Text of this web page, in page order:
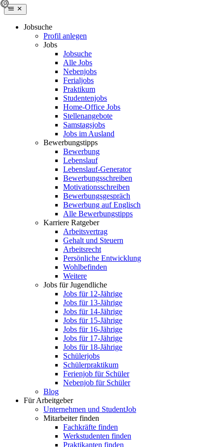
Jobsuche
Profil anlegen
Jobs
Jobsuche
Alle Jobs
Nebenjobs
Ferialjobs
Praktikum
Studentenjobs
Home-Office Jobs
Stellenangebote
Samstagsjobs
Jobs im Ausland
Bewerbungstipps
Bewerbung
Lebenslauf
Lebenslauf-Generator
Bewerbungsschreiben
Motivationsschreiben
Bewerbungsgespräch
Bewerbung auf Englisch
Alle Bewerbungstipps
Karriere Ratgeber
Arbeitsvertrag
Gehalt und Steuern
Arbeitsrecht
Persönliche Entwicklung
Wohlbefinden
Weitere
Jobs für Jugendliche
Jobs für 12-Jährige
Jobs für 13-Jährige
Jobs für 14-Jährige
Jobs für 15-Jährige
Jobs für 16-Jährige
Jobs für 17-Jährige
Jobs für 18-Jährige
Schülerjobs
Schülerpraktikum
Ferienjob für Schüler
Nebenjob für Schüler
Blog
Für Arbeitgeber
Unternehmen und StudentJob
Mitarbeiter finden
Fachkräfte finden
Werkstudenten finden
Praktikanten finden